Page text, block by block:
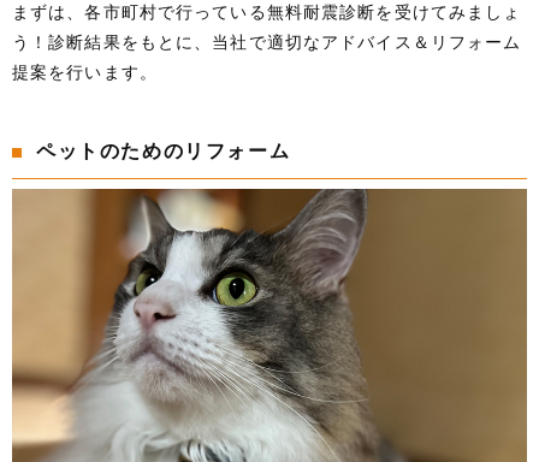
まずは、各市町村で行っている無料耐震診断を受けてみましょ
う！診断結果をもとに、当社で適切なアドバイス＆リフォーム
提案を行います。
ペットのためのリフォーム